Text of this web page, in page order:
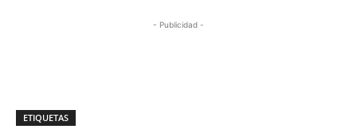
- Publicidad -
ETIQUETAS